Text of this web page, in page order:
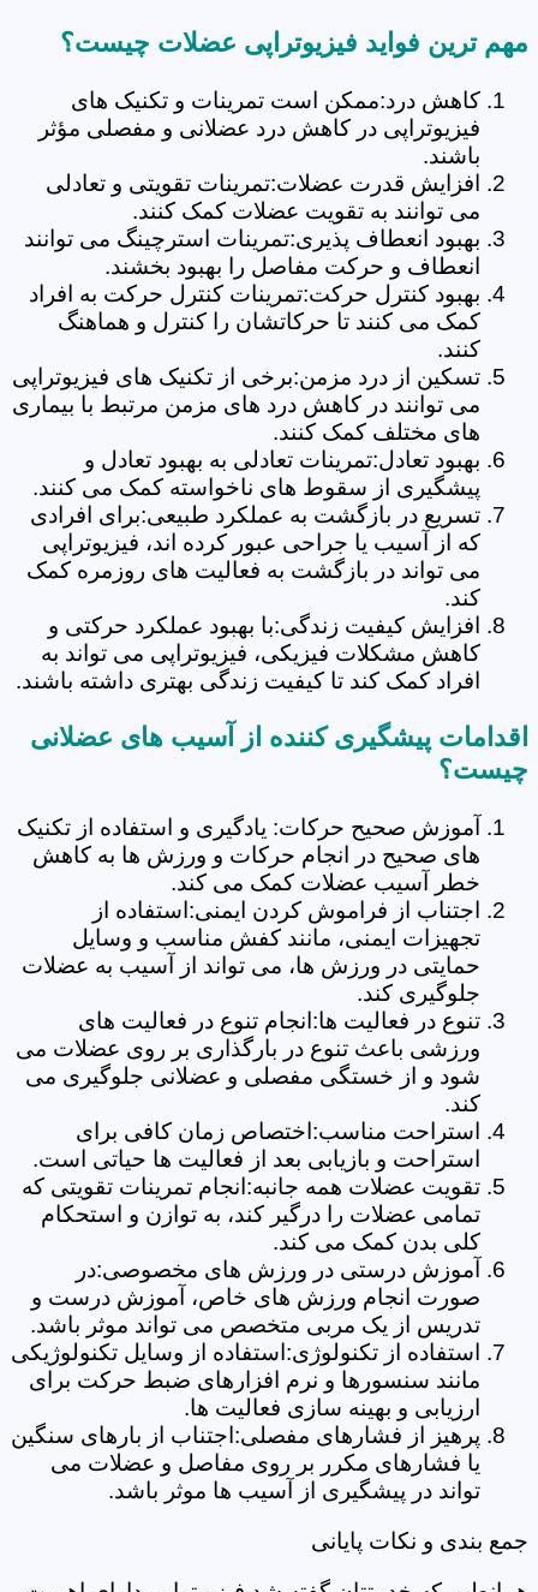
مهم ترین فواید فیزیوتراپی عضلات چیست؟
کاهش درد:ممکن است تمرینات و تکنیک های
فیزیوتراپی در کاهش درد عضلانی و مفصلی مؤثر
باشند.
افزایش قدرت عضلات:تمرینات تقویتی و تعادلی
می توانند به تقویت عضلات کمک کنند.
بهبود انعطاف پذیری:تمرینات استرچینگ می توانند
انعطاف و حرکت مفاصل را بهبود بخشند.
بهبود کنترل حرکت:تمرینات کنترل حرکت به افراد
کمک می کنند تا حرکاتشان را کنترل و هماهنگ
کنند.
تسکین از درد مزمن:برخی از تکنیک های فیزیوتراپی
می توانند در کاهش درد های مزمن مرتبط با بیماری
های مختلف کمک کنند.
بهبود تعادل:تمرینات تعادلی به بهبود تعادل و
پیشگیری از سقوط های ناخواسته کمک می کنند.
تسریع در بازگشت به عملکرد طبیعی:برای افرادی
که از آسیب یا جراحی عبور کرده اند، فیزیوتراپی
می تواند در بازگشت به فعالیت های روزمره کمک
کند.
افزایش کیفیت زندگی:با بهبود عملکرد حرکتی و
کاهش مشکلات فیزیکی، فیزیوتراپی می تواند به
افراد کمک کند تا کیفیت زندگی بهتری داشته باشند.
اقدامات پیشگیری کننده از آسیب های عضلانی
چیست؟
آموزش صحیح حرکات: یادگیری و استفاده از تکنیک
های صحیح در انجام حرکات و ورزش ها به کاهش
خطر آسیب عضلات کمک می کند.
اجتناب از فراموش کردن ایمنی:استفاده از
تجهیزات ایمنی، مانند کفش مناسب و وسایل
حمایتی در ورزش ها، می تواند از آسیب به عضلات
جلوگیری کند.
تنوع در فعالیت ها:انجام تنوع در فعالیت های
ورزشی باعث تنوع در بارگذاری بر روی عضلات می
شود و از خستگی مفصلی و عضلانی جلوگیری می
کند.
استراحت مناسب:اختصاص زمان کافی برای
استراحت و بازیابی بعد از فعالیت ها حیاتی است.
تقویت عضلات همه جانبه:انجام تمرینات تقویتی که
تمامی عضلات را درگیر کند، به توازن و استحکام
کلی بدن کمک می کند.
آموزش درستی در ورزش های مخصوصی:در
صورت انجام ورزش های خاص، آموزش درست و
تدریس از یک مربی متخصص می تواند موثر باشد.
استفاده از تکنولوژی:استفاده از وسایل تکنولوژیکی
مانند سنسورها و نرم افزارهای ضبط حرکت برای
ارزیابی و بهینه سازی فعالیت ها.
پرهیز از فشارهای مفصلی:اجتناب از بارهای سنگین
یا فشارهای مکرر بر روی مفاصل و عضلات می
تواند در پیشگیری از آسیب ها موثر باشد.
جمع بندی و نکات پایانی